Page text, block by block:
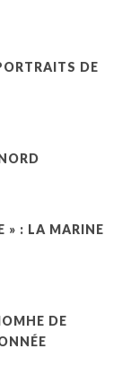
DE
» : LA MARINE
DE